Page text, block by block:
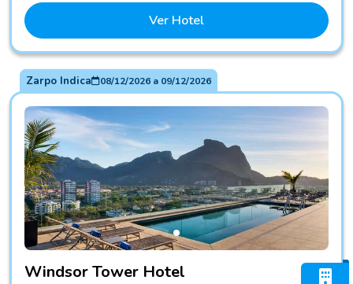
Ver Hotel
Zarpo Indica 08/12/2026a 09/12/2026
Windsor Tower Hotel